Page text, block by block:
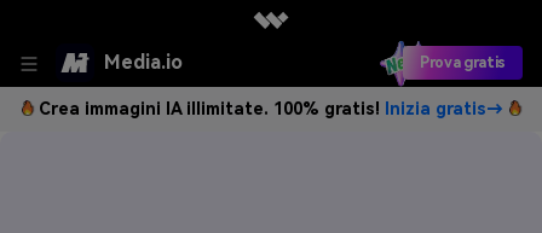
Media.io Prova gratis
Crea immagini IA illimitate. 100% gratis! Inizia gratis→